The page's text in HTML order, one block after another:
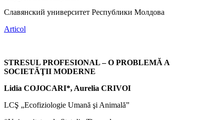
Славянский университет Республики Молдова
Articol
STRESUL PROFESIONAL – O PROBLEMĂ A
SOCIETĂŢII MODERNE
Lidia COJOCARI*, Aurelia CRIVOI
LCŞ „Ecofiziologie Umană şi Animală”